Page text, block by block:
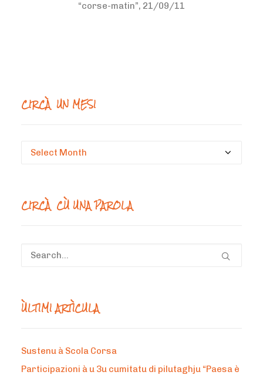
“corse-matin”, 21/09/11
CIRCÀ UN MESI
Circà
CIRCÀ CÙ UNA PAROLA
ÙLTIMI ARTÌCULA
Sustenu à Scola Corsa
Participazioni à u 3u cumitatu di pilutaghju “Paesa è